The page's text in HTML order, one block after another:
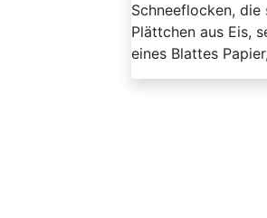
Schneeflocken, die
Plättchen aus Eis,
eines Blattes